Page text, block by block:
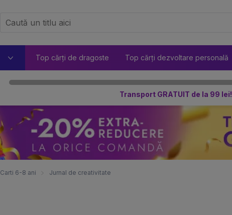
Top cărți de dragoste Top cărți dezvoltare personală
Transport GRATUIT de la 99 lei!
Carti 6-8 ani Jurnal de creativitate